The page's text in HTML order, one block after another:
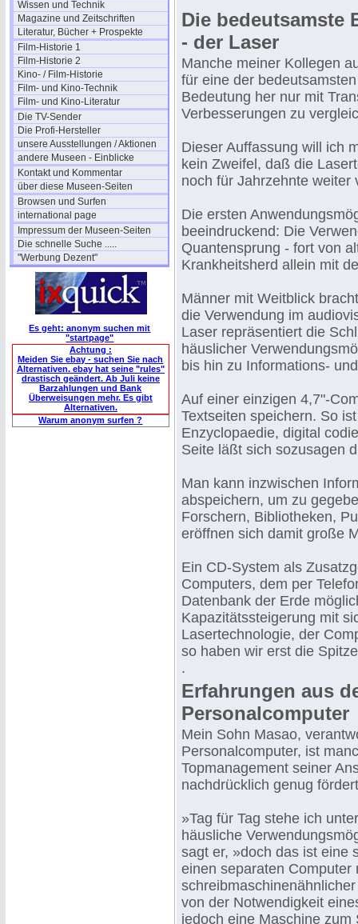
Wissen und Technik
Magazine und Zeitschriften
Literatur, Bücher + Prospekte
Film-Historie 1
Film-Historie 2
Kino- / Film-Historie
Film- und Kino-Technik
Film- und Kino-Literatur
Die TV-Sender
Die Profi-Hersteller
unsere Ausstellungen / Aktionen
andere Museen - Einblicke
Kontakt und Kommentar
über diese Museen-Seiten
Browsen und Surfen
international page
Impressum der Museen-Seiten
Die schnelle Suche .....
"Werbung Dezent"
Es geht: anonym suchen mit
"startpage"
Achtung :
Meiden Sie ebay - suchen Sie nach
Alternativen. ebay hat seine "rules"
drastisch geändert. Ab Juli keine
Barzahlungen und Bank
Überweisungen mehr. Es gibt
Alternativen.
Warum anonym surfen ?
Die bedeutsamste
- der Laser
Manche meiner Kollegen
für eine der
Bedeutung her nur mit
Verbesserungen zu
Dieser Auffassung will ich
kein Zweifel, daß die
noch für Jahrzehnte weiter
Die ersten
beeindruckend: Die
Quantensprung - fort von
Krankheitsherd allein mit
Männer mit Weitblick
die Verwendung im
Laser repräsentiert die
häuslicher
bis hin zu Informations-
Auf einer einzigen 4,7"-
Textseiten speichern. So
Enzyclopaedie, digital
Seite läßt sich sozusagen
Man kann inzwischen
abspeichern, um zu
Forschern, Bibliotheken,
eröffnen sich damit große
Ein CD-System als
Computers, dem per
Datenbank der Erde
Kapazitätssteigerung mit
Lasertechnologie, der
so haben wir erst die
.
Erfahrungen aus
Personalcomputer
Mein Sohn Masao,
Personalcomputer, ist
Topmanagement seiner
nachdrücklich genug
»Tag für Tag stehe ich
häusliche
sagt er, »doch das ist eine
einen separaten
von der Notwendigkeit
jedoch eine Maschine